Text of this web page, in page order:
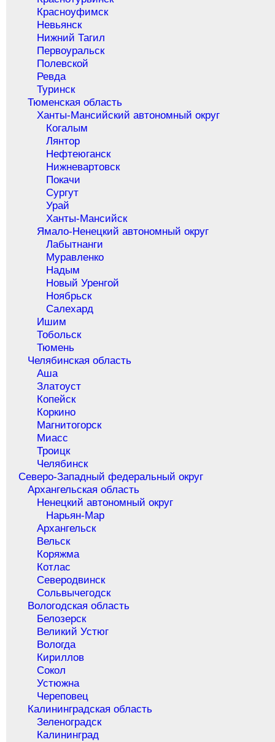
Красноуфимск
Невьянск
Нижний Тагил
Первоуральск
Полевской
Ревда
Туринск
Тюменская область
Ханты-Мансийский автономный округ
Когалым
Лянтор
Нефтеюганск
Нижневартовск
Покачи
Сургут
Урай
Ханты-Мансийск
Ямало-Ненецкий автономный округ
Лабытнанги
Муравленко
Надым
Новый Уренгой
Ноябрьск
Салехард
Ишим
Тобольск
Тюмень
Челябинская область
Аша
Златоуст
Копейск
Коркино
Магнитогорск
Миасс
Троицк
Челябинск
Северо-Западный федеральный округ
Архангельская область
Ненецкий автономный округ
Нарьян-Мар
Архангельск
Вельск
Коряжма
Котлас
Северодвинск
Сольвычегодск
Вологодская область
Белозерск
Великий Устюг
Вологда
Кириллов
Сокол
Устюжна
Череповец
Калининградская область
Зеленоградск
Калининград